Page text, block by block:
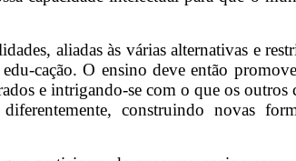
aliadas às várias alternativas e
cação. O ensino deve então
e intrigando-se com o que os
construindo novas